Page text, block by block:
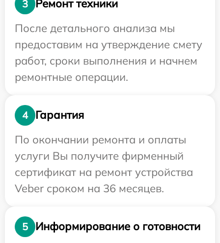
3
Ремонт техники
После детального анализа мы
предоставим на утверждение смету
работ, сроки выполнения и начнем
ремонтные операции.
4
Гарантия
По окончании ремонта и оплаты
услуги Вы получите фирменный
сертификат на ремонт устройства
Veber сроком на 36 месяцев.
5
Информирование о готовности